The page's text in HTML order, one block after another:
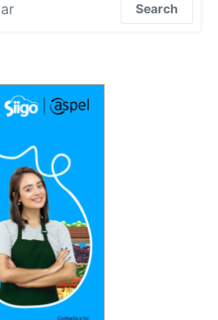
Search